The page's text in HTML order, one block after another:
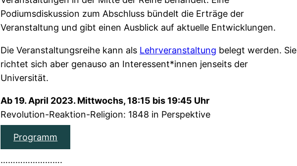
Podiumsdiskussion zum Abschluss bündelt die Erträge der
Veranstaltung und gibt einen Ausblick auf aktuelle Entwicklungen.
Die Veranstaltungsreihe kann als Lehrveranstaltung belegt werden. Sie
richtet sich aber genauso an Interessent*innen jenseits der
Universität.
Ab 19. April 2023. Mittwochs, 18:15 bis 19:45 Uhr
Revolution-Reaktion-Religion: 1848 in Perspektive
Programm
…………………….